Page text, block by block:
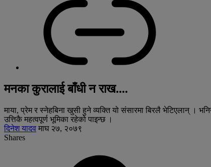
मनका कुरालाई बाँधी न राख....
माया, प्रेम र स्नेहबिना खुसी हुने व्यक्ति यो संसारमा बिरलै भेटिएलान् ।
उत्तिकै महत्वपूर्ण भूमिका रहेको पाइन्छ ।
दिनेश यादव माघ २७, २०७९
Shares